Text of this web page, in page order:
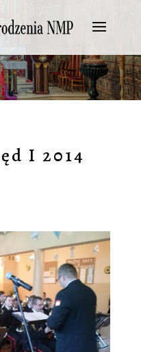
I 2014